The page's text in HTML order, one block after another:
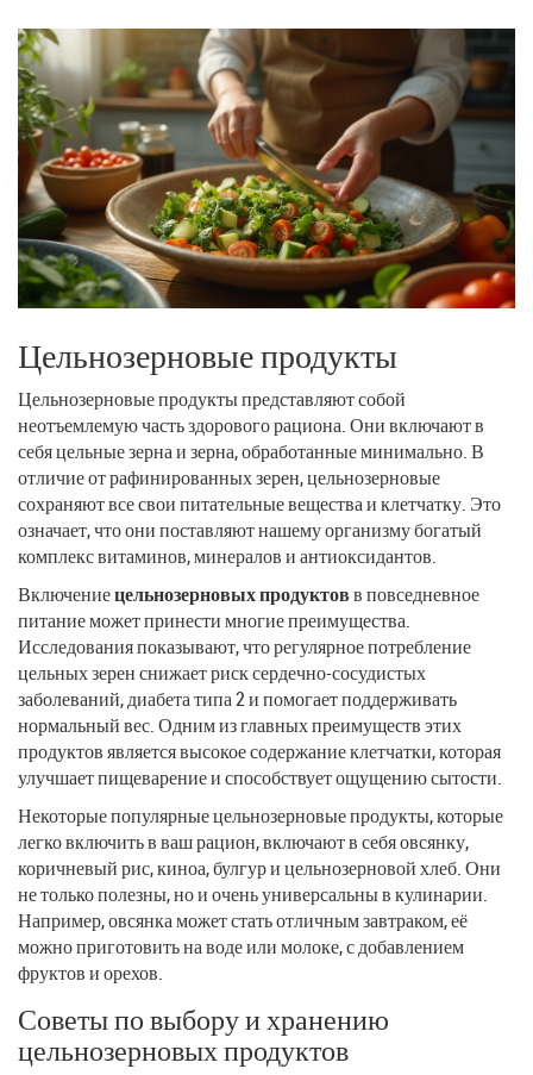
Цельнозерновые продукты
Цельнозерновые продукты представляют собой
неотъемлемую часть здорового рациона. Они включают в
себя цельные зерна и зерна, обработанные минимально. В
отличие от рафинированных зерен, цельнозерновые
сохраняют все свои питательные вещества и клетчатку. Это
означает, что они поставляют нашему организму богатый
комплекс витаминов, минералов и антиоксидантов.
Включениецельнозерновых продуктовв повседневное
питание может принести многие преимущества.
Исследования показывают, что регулярное потребление
цельных зерен снижает риск сердечно-сосудистых
заболеваний, диабета типа 2 и помогает поддерживать
нормальный вес. Одним из главных преимуществ этих
продуктов является высокое содержание клетчатки, которая
улучшает пищеварение и способствует ощущению сытости.
Некоторые популярные цельнозерновые продукты, которые
легко включить в ваш рацион, включают в себя овсянку,
коричневый рис, киноа, булгур и цельнозерновой хлеб. Они
не только полезны, но и очень универсальны в кулинарии.
Например, овсянка может стать отличным завтраком, её
можно приготовить на воде или молоке, с добавлением
фруктов и орехов.
Советы по выбору и хранению
цельнозерновых продуктов